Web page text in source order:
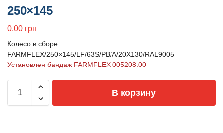
250×145
0.00 грн
Колесо в сборе
FARMFLEX/250×145/LF/63S/PB/A/20X130/RAL9005
Установлен бандаж FARMFLEX 005208.00
В корзину